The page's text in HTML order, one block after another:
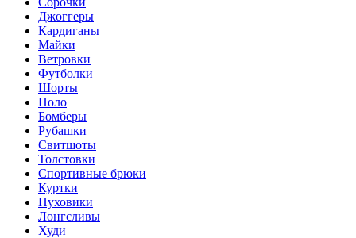
Джоггеры
Кардиганы
Майки
Ветровки
Футболки
Шорты
Поло
Бомберы
Рубашки
Свитшоты
Толстовки
Спортивные брюки
Куртки
Пуховики
Лонгсливы
Худи